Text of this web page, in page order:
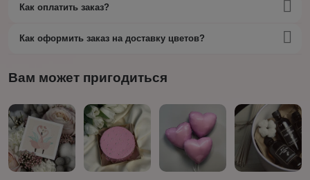
Как оплатить заказ?
Как оформить заказ на доставку цветов?
Вам может пригодиться